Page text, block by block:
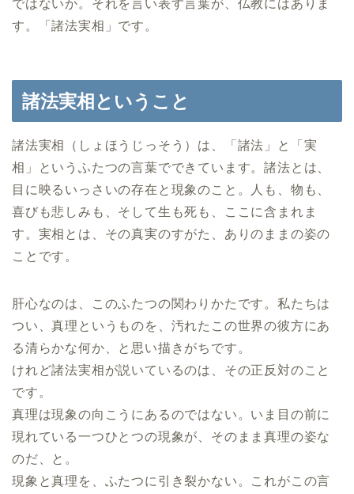
ではないか。それを言い表す言葉が、仏教にはありま
す。「諸法実相」です。
諸法実相ということ
諸法実相（しょほうじっそう）は、「諸法」と「実
相」というふたつの言葉でできています。諸法とは、
目に映るいっさいの存在と現象のこと。人も、物も、
喜びも悲しみも、そして生も死も、ここに含まれま
す。実相とは、その真実のすがた、ありのままの姿の
ことです。
肝心なのは、このふたつの関わりかたです。私たちは
つい、真理というものを、汚れたこの世界の彼方にあ
る清らかな何か、と思い描きがちです。
けれど諸法実相が説いているのは、その正反対のこと
です。
真理は現象の向こうにあるのではない。いま目の前に
現れている一つひとつの現象が、そのまま真理の姿な
のだ、と。
現象と真理を、ふたつに引き裂かない。これがこの言